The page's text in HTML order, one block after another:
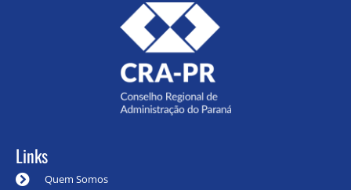
Links
Quem Somos